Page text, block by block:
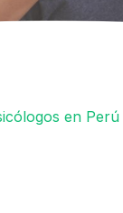
en Perú